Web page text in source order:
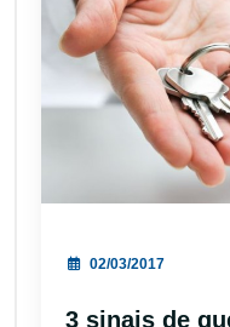
02/03/2017
3 sinais de